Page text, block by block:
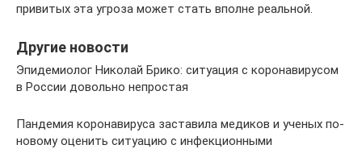
привитых эта угроза может стать вполне реальной.
Другие новости
Эпидемиолог Николай Брико: ситуация с коронавирусом
в России довольно непростая
Пандемия коронавируса заставила медиков и ученых по-
новому оценить ситуацию с инфекционными